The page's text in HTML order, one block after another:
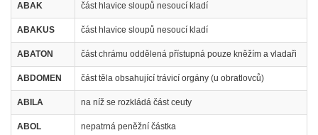
ABAK část hlavice sloupů nesoucí kladí
ABAKUS část hlavice sloupů nesoucí kladí
ABATON část chrámu oddělená přístupná pouze kněžím a vladaři
ABDOMEN část těla obsahující trávicí orgány (u obratlovců)
ABILA na níž se rozkládá část ceuty
ABOL nepatrná peněžní částka